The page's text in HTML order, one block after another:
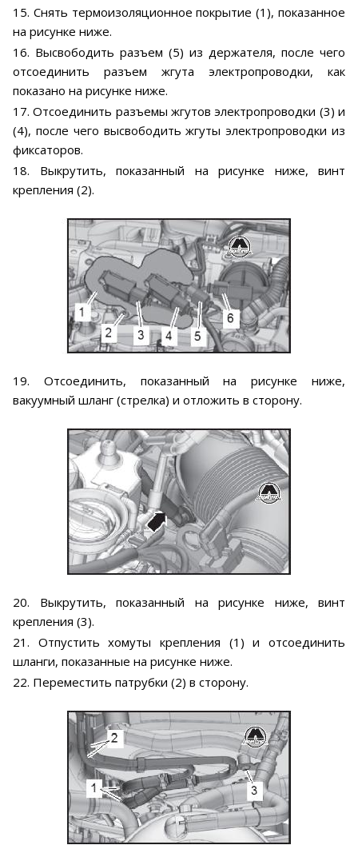
15. Снять термоизоляционное покрытие (1), показанное
на рисунке ниже.
16. Высвободить разъем (5) из держателя, после чего
отсоединить разъем жгута электропроводки, как
показано на рисунке ниже.
17. Отсоединить разъемы жгутов электропроводки (3) и
(4), после чего высвободить жгуты электропроводки из
фиксаторов.
18. Выкрутить, показанный на рисунке ниже, винт
крепления (2).
19. Отсоединить, показанный на рисунке ниже,
вакуумный шланг (стрелка) и отложить в сторону.
20. Выкрутить, показанный на рисунке ниже, винт
крепления (3).
21. Отпустить хомуты крепления (1) и отсоединить
шланги, показанные на рисунке ниже.
22. Переместить патрубки (2) в сторону.